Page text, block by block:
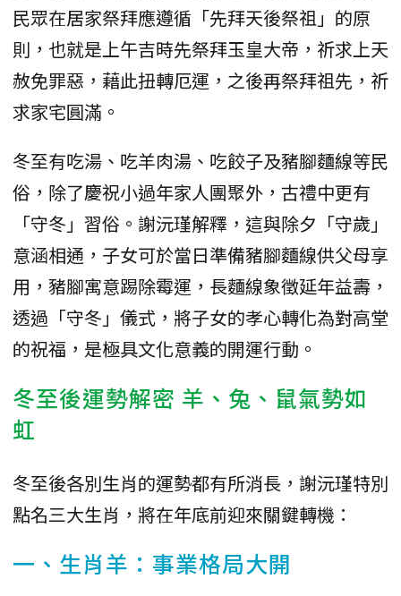
民眾在居家祭拜應遵循「先拜天後祭祖」的原
則，也就是上午吉時先祭拜玉皇大帝，祈求上天
赦免罪惡，藉此扭轉厄運，之後再祭拜祖先，祈
求家宅圓滿。
冬至有吃湯、吃羊肉湯、吃餃子及豬腳麵線等民
俗，除了慶祝小過年家人團聚外，古禮中更有
「守冬」習俗。謝沅瑾解釋，這與除夕「守歲」
意涵相通，子女可於當日準備豬腳麵線供父母享
用，豬腳寓意踢除霉運，長麵線象徵延年益壽，
透過「守冬」儀式，將子女的孝心轉化為對高堂
的祝福，是極具文化意義的開運行動。
冬至後運勢解密 羊、兔、鼠氣勢如
虹
冬至後各別生肖的運勢都有所消長，謝沅瑾特別
點名三大生肖，將在年底前迎來關鍵轉機：
一、生肖羊：事業格局大開